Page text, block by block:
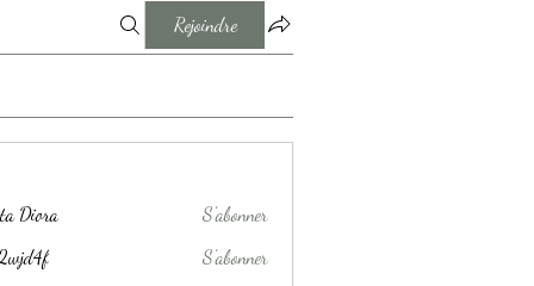
Rejoindre
Diora S'abonner
S'abonner